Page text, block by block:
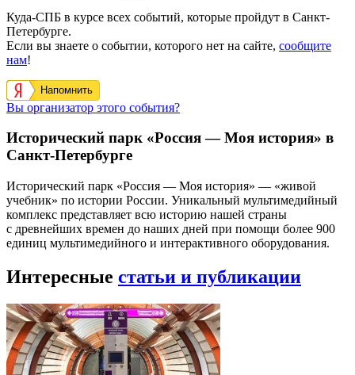
Куда-СПБ в курсе всех событий, которые пройдут в Санкт-
Петербурге.
Если вы знаете о событии, которого нет на сайте, сообщите
нам!
Напомнить
Вы организатор этого события?
Исторический парк «Россия — Моя история» в
Санкт-Петербурге
Исторический парк «Россия — Моя история» — «живой
учебник» по истории России. Уникальный мультимедийный
комплекс представляет всю историю нашей страны
с древнейших времен до наших дней при помощи более 900
единиц мультимедийного и интерактивного оборудования.
Интересные статьи и публикации